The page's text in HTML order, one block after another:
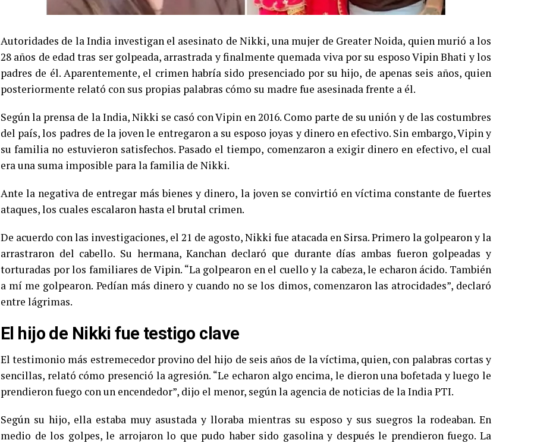
Autoridades de la India investigan el asesinato de Nikki, una mujer de Greater Noida, quien murió a los
28 años de edad tras ser golpeada, arrastrada y finalmente quemada viva por su esposo Vipin Bhati y los
padres de él. Aparentemente, el crimen habría sido presenciado por su hijo, de apenas seis años, quien
posteriormente relató con sus propias palabras cómo su madre fue asesinada frente a él.
Según la prensa de la India, Nikki se casó con Vipin en 2016. Como parte de su unión y de las costumbres
del país, los padres de la joven le entregaron a su esposo joyas y dinero en efectivo. Sin embargo, Vipin y
su familia no estuvieron satisfechos. Pasado el tiempo, comenzaron a exigir dinero en efectivo, el cual
era una suma imposible para la familia de Nikki.
Ante la negativa de entregar más bienes y dinero, la joven se convirtió en víctima constante de fuertes
ataques, los cuales escalaron hasta el brutal crimen.
De acuerdo con las investigaciones, el 21 de agosto, Nikki fue atacada en Sirsa. Primero la golpearon y la
arrastraron del cabello. Su hermana, Kanchan declaró que durante días ambas fueron golpeadas y
torturadas por los familiares de Vipin. “La golpearon en el cuello y la cabeza, le echaron ácido. También
a mí me golpearon. Pedían más dinero y cuando no se los dimos, comenzaron las atrocidades”, declaró
entre lágrimas.
El hijo de Nikki fue testigo clave
El testimonio más estremecedor provino del hijo de seis años de la víctima, quien, con palabras cortas y
sencillas, relató cómo presenció la agresión. “Le echaron algo encima, le dieron una bofetada y luego le
prendieron fuego con un encendedor”, dijo el menor, según la agencia de noticias de la India PTI.
Según su hijo, ella estaba muy asustada y lloraba mientras su esposo y sus suegros la rodeaban. En
medio de los golpes, le arrojaron lo que pudo haber sido gasolina y después le prendieron fuego. La